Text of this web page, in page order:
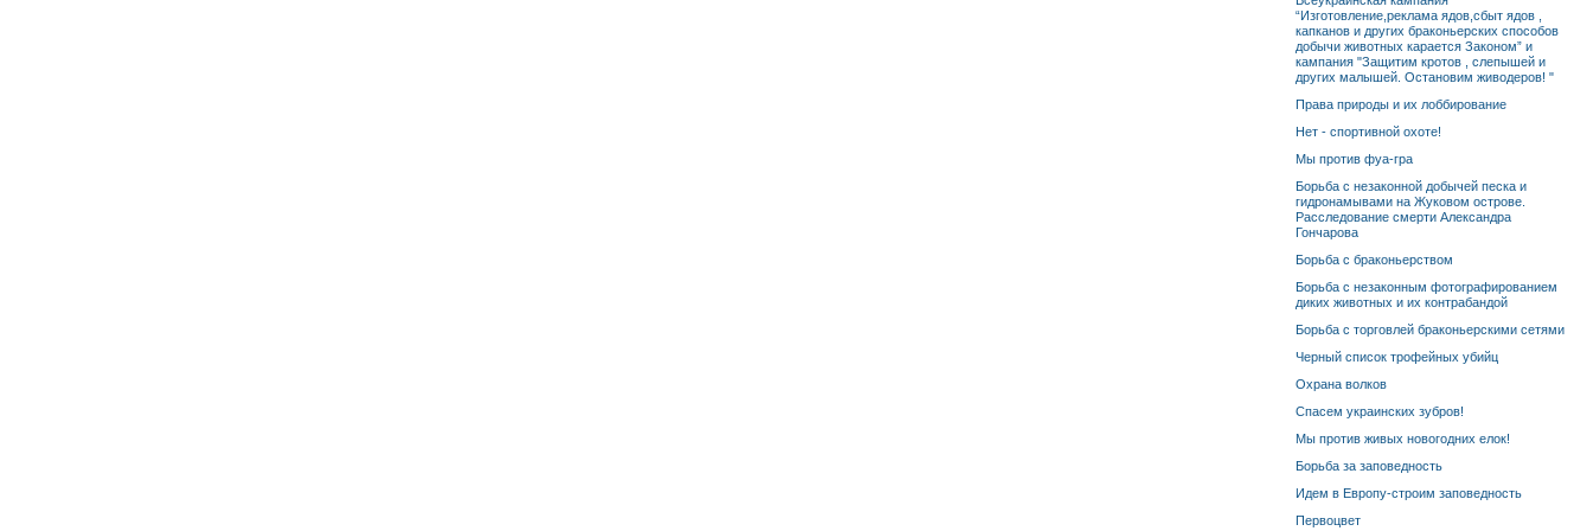
“Изготовление,реклама ядов,сбыт ядов ,
капканов и других браконьерских способов
добычи животных карается Законом” и
кампания "Защитим кротов , слепышей и
других малышей. Остановим живодеров! "
Права природы и их лоббирование
Нет - спортивной охоте!
Мы против фуа-гра
Борьба с незаконной добычей песка и
гидронамывами на Жуковом острове.
Расследование смерти Александра
Гончарова
Борьба с браконьерством
Борьба с незаконным фотографированием
диких животных и их контрабандой
Борьба с торговлей браконьерскими сетями
Черный список трофейных убийц
Охрана волков
Спасем украинских зубров!
Мы против живых новогодних елок!
Борьба за заповедность
Идем в Европу-строим заповедность
Первоцвет